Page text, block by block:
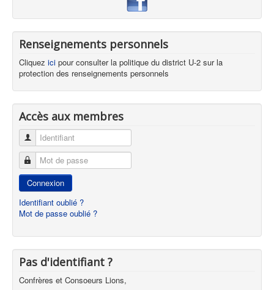
Renseignements personnels
Cliquez ici pour consulter la politique du district U-2 sur la
protection des renseignements personnels
Accès aux membres
Identifiant
Mot de passe
Connexion
Identifiant oublié ?
Mot de passe oublié ?
Pas d'identifiant ?
Confrères et Consoeurs Lions,